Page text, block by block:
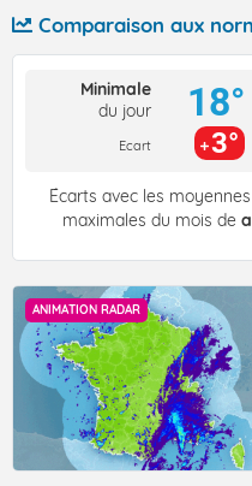
Comparaison aux
Minimale
du jour
Ecart
18°
3°
Écarts avec les
maximales du mois de
ANIMATION RADAR